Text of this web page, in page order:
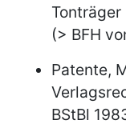
(> BFH
Patente,
BStBl